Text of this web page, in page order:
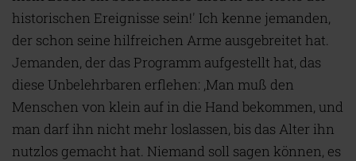
historischen Ereignisse sein!' Ich kenne jemanden,
der schon seine hilfreichen Arme ausgebreitet hat.
Jemanden, der das Programm aufgestellt hat, das
diese Unbelehrbaren erflehen: ‚Man muß den
Menschen von klein auf in die Hand bekommen, und
man darf ihn nicht mehr loslassen, bis das Alter ihn
nutzlos gemacht hat. Niemand soll sagen können, es